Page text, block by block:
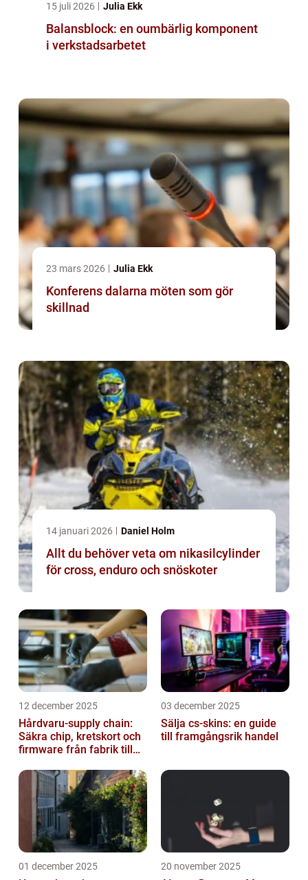
15 juli 2026 Julia Ekk
Balansblock: en oumbärlig komponent
i verkstadsarbetet
23 mars 2026 Julia Ekk
Konferens dalarna möten som gör
skillnad
14 januari 2026 Daniel Holm
Allt du behöver veta om nikasilcylinder
för cross, enduro och snöskoter
12 december 2025
Hårdvaru-supply chain:
Säkra chip, kretskort och
firmware från fabrik till
03 december 2025
Sälja cs-skins: en guide
till framgångsrik handel
01 december 2025 20 november 2025